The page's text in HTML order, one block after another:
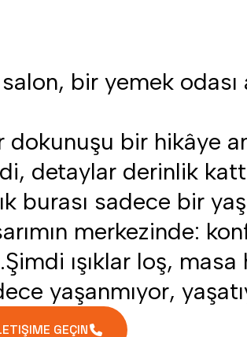
bir yemek odası
dokunuşu bir hikâye
detaylar derinlik
burası sadece bir
merkezinde:
ışıklar loş,
yaşanmıyor,
GEÇIN